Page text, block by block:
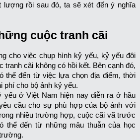
lượng rồi sau đó, ta sẽ xét đến ý nghĩa
cuộc tranh cãi
cho việc chụp hình kỷ yếu, kỷ yếu đôi
tranh cãi không có hồi kết. Bên cạnh đó,
thể đến từ việc lựa chọn địa điểm, thời
phí cho bộ ảnh kỷ yếu.
yếu ở Việt Nam hiện nay diễn ra ở hầu
cầu cho sự phù hợp của bộ ảnh với
nhiều trường hợp, cuộc cãi vã trước
thể đến từ những mâu thuẫn của học